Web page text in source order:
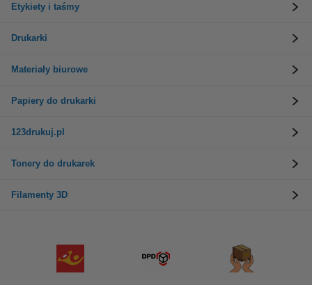
Etykiety i taśmy
Drukarki
Materiały biurowe
Papiery do drukarki
123drukuj.pl
Tonery do drukarek
Filamenty 3D